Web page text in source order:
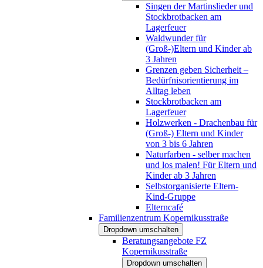
Singen der Martinslieder und
Stockbrotbacken am
Lagerfeuer
Waldwunder für
(Groß-)Eltern und Kinder ab
3 Jahren
Grenzen geben Sicherheit –
Bedürfnisorientierung im
Alltag leben
Stockbrotbacken am
Lagerfeuer
Holzwerken - Drachenbau für
(Groß-) Eltern und Kinder
von 3 bis 6 Jahren
Naturfarben - selber machen
und los malen! Für Eltern und
Kinder ab 3 Jahren
Selbstorganisierte Eltern-
Kind-Gruppe
Elterncafé
Familienzentrum Kopernikusstraße
Dropdown umschalten
Beratungsangebote FZ
Kopernikusstraße
Dropdown umschalten